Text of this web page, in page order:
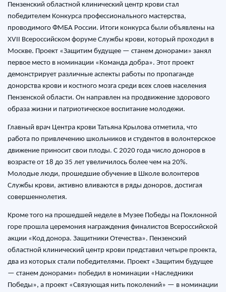
Пензенский областной клинический центр крови стал
победителем Конкурса профессионального мастерства,
проводимого ФМБА России. Итоги конкурса были объявлены на
XVII Всероссийском форуме Службы крови, который проходил в
Москве. Проект «Защитим будущее — станем донорами» занял
первое место в номинации «Команда добра». Этот проект
демонстрирует различные аспекты работы по пропаганде
донорства крови и костного мозга среди всех слоев населения
Пензенской области. Он направлен на продвижение здорового
образа жизни и патриотическое воспитание молодежи.
Главный врач Центра крови Татьяна Крылова отметила, что
работа по привлечению школьников и студентов в волонтерское
движение приносит свои плоды. С 2020 года число доноров в
возрасте от 18 до 35 лет увеличилось более чем на 20%.
Молодые люди, прошедшие обучение в Школе волонтеров
Службы крови, активно вливаются в ряды доноров, достигая
совершеннолетия.
Кроме того на прошедшей неделе в Музее Победы на Поклонной
горе прошла церемония награждения финалистов Всероссийской
акции «Код донора. Защитники Отечества». Пензенский
областной клинический центр крови представил четыре проекта,
два из которых стали победителями. Проект «Защитим будущее
— станем донорами» победил в номинации «Наследники
Победы», а проект «Связующая нить поколений» — в номинации